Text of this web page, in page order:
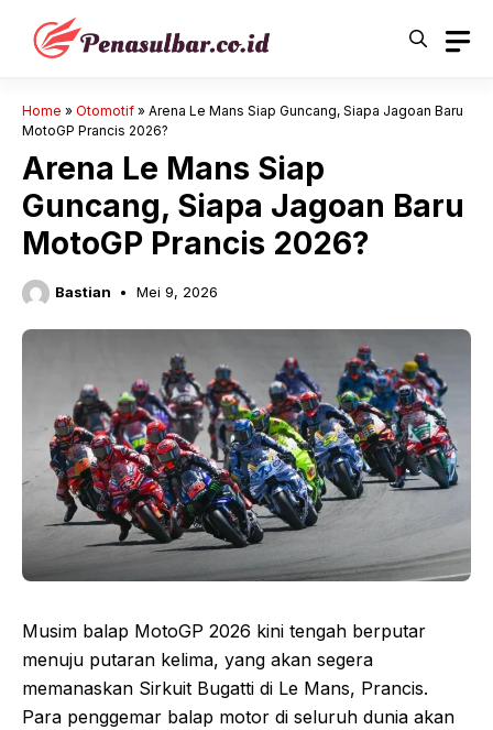
Langsung
Home » Otomotif » Arena Le Mans Siap Guncang, Siapa Jagoan Baru
MotoGP Prancis 2026?
Arena Le Mans Siap
Guncang, Siapa Jagoan Baru
MotoGP Prancis 2026?
Bastian Mei 9, 2026
Musim balap MotoGP 2026 kini tengah berputar
menuju putaran kelima, yang akan segera
memanaskan Sirkuit Bugatti di Le Mans, Prancis.
Para penggemar balap motor di seluruh dunia akan